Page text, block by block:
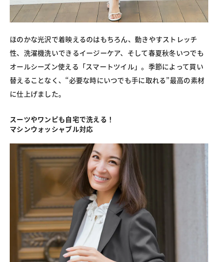
ほのかな光沢で着映えるのはもちろん、動きやすストレッチ
性、洗濯機洗いできるイージーケア、そして春夏秋冬いつでも
オールシーズン使える「スマートツイル」。季節によって買い
替えることなく、“必要な時にいつでも手に取れる”最高の素材
に仕上げました。
スーツやワンピも自宅で洗える！
マシンウォッシャブル対応